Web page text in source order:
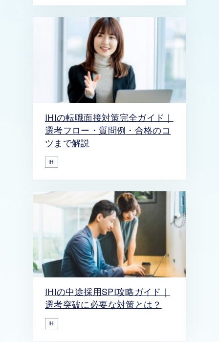
IHIの転職面接対策完全ガイド｜
選考フロー・質問例・合格のコ
ツまで解説
IHI
IHIの中途採用SPI攻略ガイド｜
選考突破に必要な対策とは？
IHI